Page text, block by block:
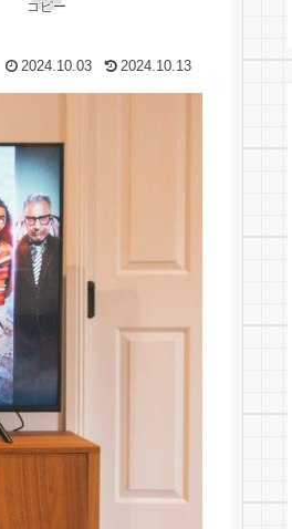
コピー
2024.10.03 2024.10.13